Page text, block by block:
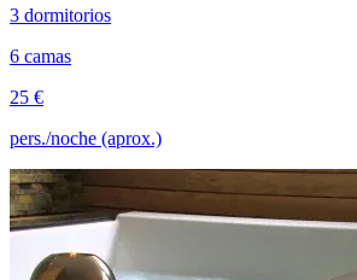
3 dormitorios
6 camas
25 €
pers./noche (aprox.)